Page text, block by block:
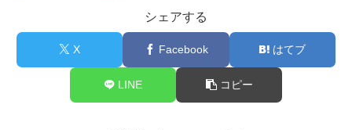
シェアする
X Facebook はてブ
LINE コピー